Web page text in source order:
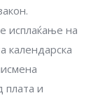
исплаќање на
календарска
плата и